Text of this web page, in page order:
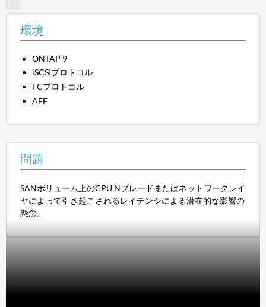
環境
ONTAP 9
iSCSIプロトコル
FCプロトコル
AFF
問題
SANボリューム上のCPU Nブレードまたはネットワークレイ
ヤによって引き起こされるレイテンシによる潜在的な影響の
懸念。